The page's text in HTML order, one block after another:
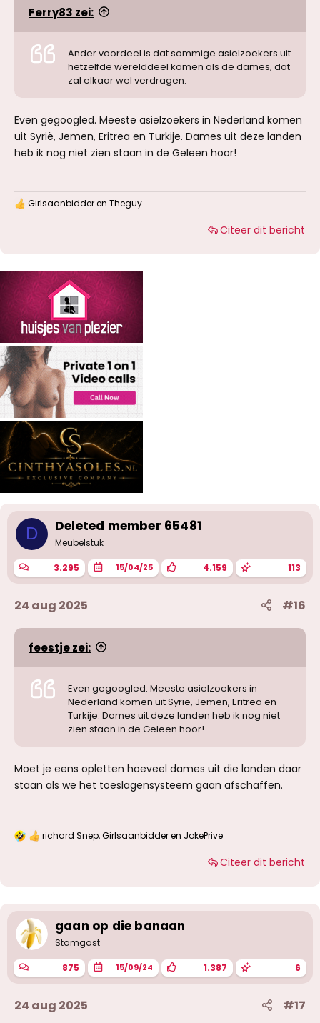
Ferry83 zei:
Ander voordeel is dat sommige asielzoekers uit
hetzelfde werelddeel komen als de dames, dat
zal elkaar wel verdragen.
Even gegoogled. Meeste asielzoekers in Nederland komen
uit Syrië, Jemen, Eritrea en Turkije. Dames uit deze landen
heb ik nog niet zien staan in de Geleen hoor!
W
e
:
Girlsaanbidderen Theguy
Citeer dit bericht
D Deleted member 65481
Meubelstuk
3.295 15/04/25 4.159 113
24 aug 2025 #16
feestje zei:
Even gegoogled. Meeste asielzoekers in
Nederland komen uit Syrië, Jemen, Eritrea en
Turkije. Dames uit deze landen heb ik nog niet
zien staan in de Geleen hoor!
Moet je eens opletten hoeveel dames uit die landen daar
staan als we het toeslagensysteem gaan afschaffen.
W
n
g
n
:
richard Snep,Girlsaanbidderen JokePrive
Citeer dit bericht
gaan op die banaan
Stamgast
875 15/09/24 1.387 6
24 aug 2025 #17